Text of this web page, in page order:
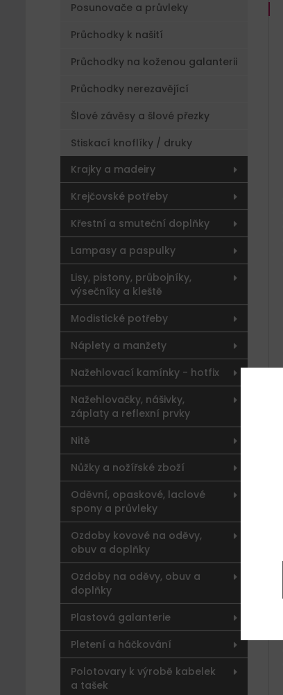
Posunovače a průvleky
Průchodky k našití
Průchodky na koženou galanterii
Průchodky nerezavějící
Šlové závěsy a šlové přezky
Stiskací knoflíky / druky
Krajky a madeiry
Krejčovské potřeby
Křestní a smuteční doplňky
Lampasy a paspulky
Lisy, pistony, průbojníky,
výsečníky a kleště
Modistické potřeby
Náplety a manžety
Nažehlovací kamínky - hotfix
Nažehlovačky, nášivky,
záplaty a reflexní prvky
Nitě
Nůžky a nožířské zboží
Oděvní, opaskové, laclové
spony a průvleky
Ozdoby kovové na oděvy,
obuv a doplňky
Ozdoby na oděvy, obuv a
doplňky
Plastová galanterie
Pletení a háčkování
Polotovary k výrobě kabelek
a tašek